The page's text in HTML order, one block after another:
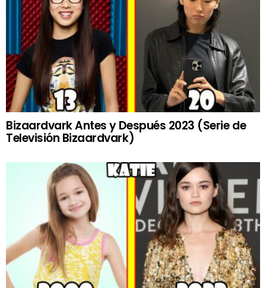
Bizaardvark Antes y Después 2023 (Serie de
Televisión Bizaardvark)